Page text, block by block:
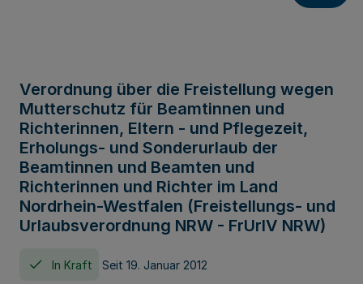
Verordnung über die Freistellung wegen
Mutterschutz für Beamtinnen und
Richterinnen, Eltern - und Pflegezeit,
Erholungs- und Sonderurlaub der
Beamtinnen und Beamten und
Richterinnen und Richter im Land
Nordrhein-Westfalen (Freistellungs- und
Urlaubsverordnung NRW - FrUrlV NRW)
In Kraft Seit 19. Januar 2012